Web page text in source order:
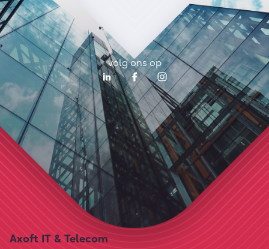
volg ons op
Axoft IT & Telecom